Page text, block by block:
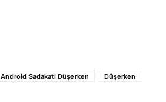
Android Sadakati Düşerken
Düşerken